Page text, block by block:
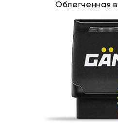
Облегченная